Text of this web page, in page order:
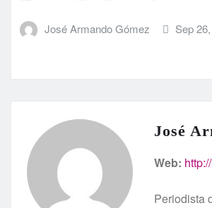
José Armando Gómez Sep
José
Web:
Periodista